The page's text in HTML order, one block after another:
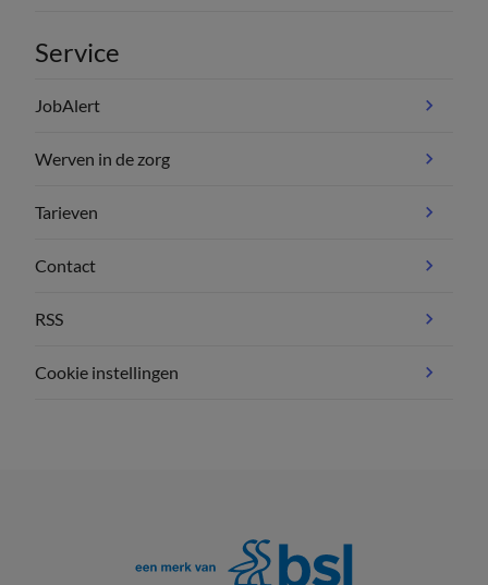
Service
JobAlert
Werven in de zorg
Tarieven
Contact
RSS
Cookie instellingen